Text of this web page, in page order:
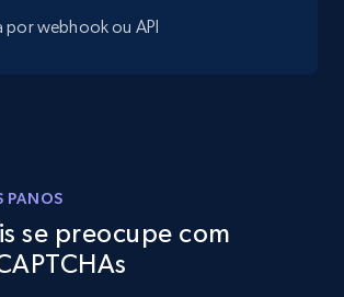
1.6K+
por webhook ou API
PANOS
se preocupe com